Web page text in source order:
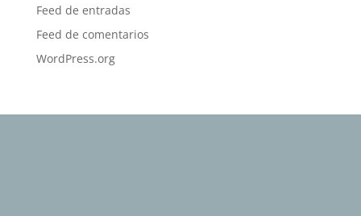
Feed de entradas
Feed de comentarios
WordPress.org